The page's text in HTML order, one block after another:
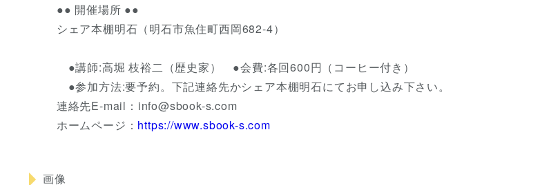
●● 開催場所 ●●
シェア本棚明石（明石市魚住町西岡682-4）
●講師:高堀 枝裕二（歴史家） ●会費:各回600円（コーヒー付き）
●参加方法:要予約。下記連絡先かシェア本棚明石にてお申し込み下さい。
連絡先E-mail：info@sbook-s.com
ホームページ： https://www.sbook-s.com
画像